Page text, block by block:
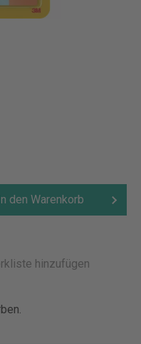
den Warenkorb
hinzufügen